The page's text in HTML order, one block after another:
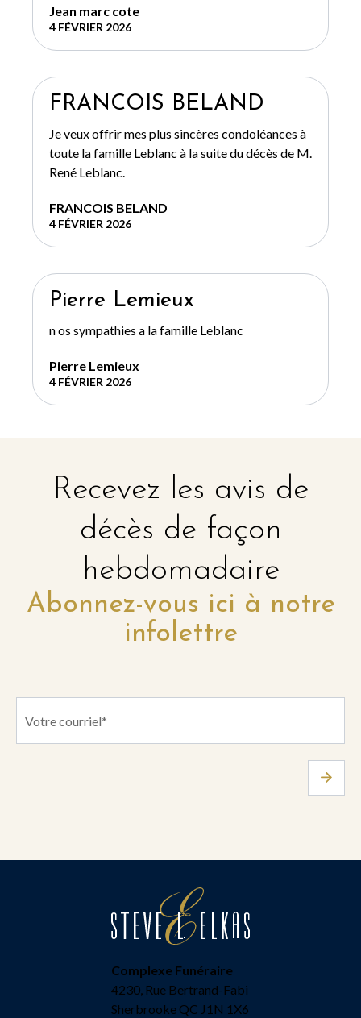
Jean marc cote
4 FÉVRIER 2026
FRANCOIS BELAND
Je veux offrir mes plus sincères condoléances à
toute la famille Leblanc à la suite du décès de M.
René Leblanc.
FRANCOIS BELAND
4 FÉVRIER 2026
Pierre Lemieux
n os sympathies a la famille Leblanc
Pierre Lemieux
4 FÉVRIER 2026
Recevez les avis de
décès de façon
hebdomadaire
Abonnez-vous ici à notre
infolettre
Complexe Funéraire
4230, Rue Bertrand-Fabi
Sherbrooke QC J1N 1X6